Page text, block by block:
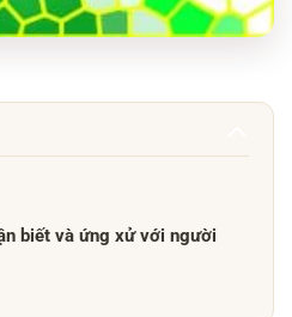
biết và ứng xử với người